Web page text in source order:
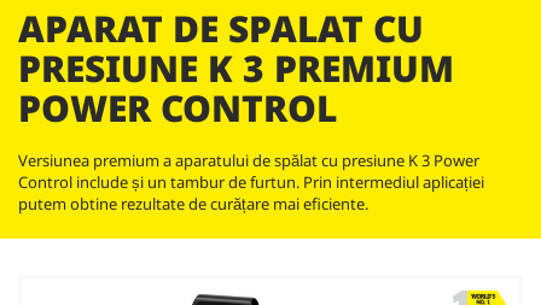
APARAT DE SPALAT CU
PRESIUNE K 3 PREMIUM
POWER CONTROL
Versiunea premium a aparatului de spălat cu presiune K 3 Power
Control include și un tambur de furtun. Prin intermediul aplicației
putem obtine rezultate de curățare mai eficiente.